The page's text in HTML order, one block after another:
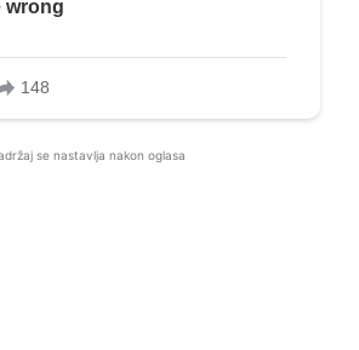
se nastavlja nakon oglasa